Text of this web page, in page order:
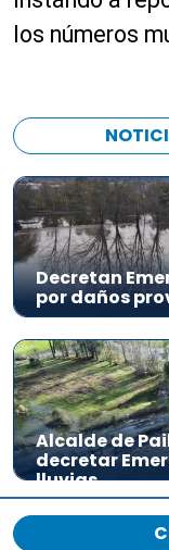
los números
Decretan
por daños
Alcalde de
decretar
lluvias